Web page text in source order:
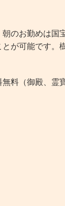
のお勤めは国
が可能です。
料（御殿、霊